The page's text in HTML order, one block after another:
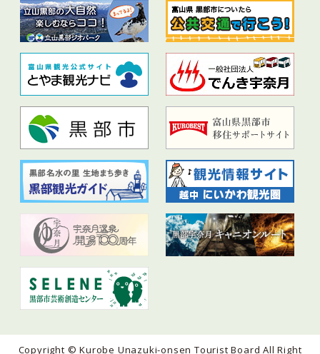
Copyright © Kurobe Unazuki-onsen Tourist Board All Right